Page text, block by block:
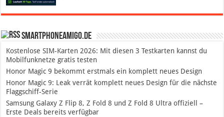
SmartphoneAmigo.de
Kostenlose SIM-Karten 2026: Mit diesen 3 Testkarten kannst du
Mobilfunknetze gratis testen
Honor Magic 9 bekommt erstmals ein komplett neues Design
Honor Magic 9: Leak verrät komplett neues Design für die nächste
Flaggschiff-Serie
Samsung Galaxy Z Flip 8, Z Fold 8 und Z Fold 8 Ultra offiziell –
Erste Deals bereits verfügbar